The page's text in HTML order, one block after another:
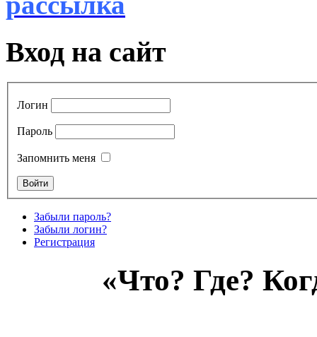
Вход на сайт
Логин
Пароль
Запомнить меня
Забыли пароль?
Забыли логин?
Регистрация
«Что? Где?